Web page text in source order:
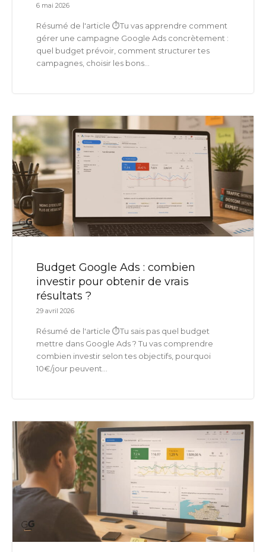
6 mai 2026
Résumé de l'article ⏱️Tu vas apprendre comment
gérer une campagne Google Ads concrètement :
quel budget prévoir, comment structurer tes
campagnes, choisir les bons...
Budget Google Ads : combien
investir pour obtenir de vrais
résultats ?
29 avril 2026
Résumé de l'article ⏱️Tu sais pas quel budget
mettre dans Google Ads ? Tu vas comprendre
combien investir selon tes objectifs, pourquoi
10€/jour peuvent...